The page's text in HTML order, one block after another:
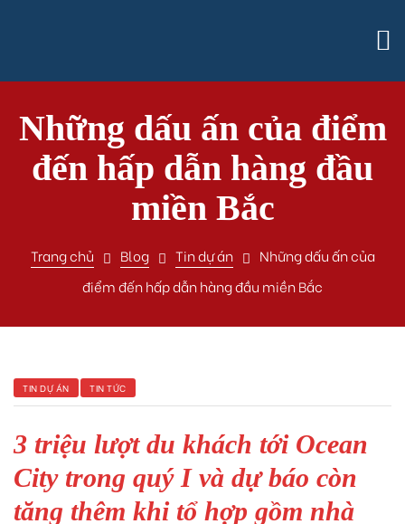
Những dấu ấn của điểm
đến hấp dẫn hàng đầu
miền Bắc
Trang chủ Blog Tin dự án
Những dấu ấn của
điểm đến hấp dẫn hàng đầu miền Bắc
TIN DỰ ÁN TIN TỨC
3 triệu lượt du khách tới Ocean
City trong quý I và dự báo còn
tăng thêm khi tổ hợp gồm nhà